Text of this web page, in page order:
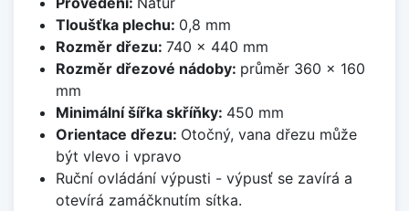
Tloušťka plechu: 0,8 mm
Rozměr dřezu: 740 x 440 mm
Rozměr dřezové nádoby: průměr 360 x 160
mm
Minimální šířka skříňky: 450 mm
Orientace dřezu: Otočný, vana dřezu může
být vlevo i vpravo
Ruční ovládání výpusti - výpusť se zavírá a
otevírá zamáčknutím sítka.